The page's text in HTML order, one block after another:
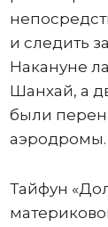
и следить
Накануне
Шанхай, а
были
аэродромы.
Тайфун